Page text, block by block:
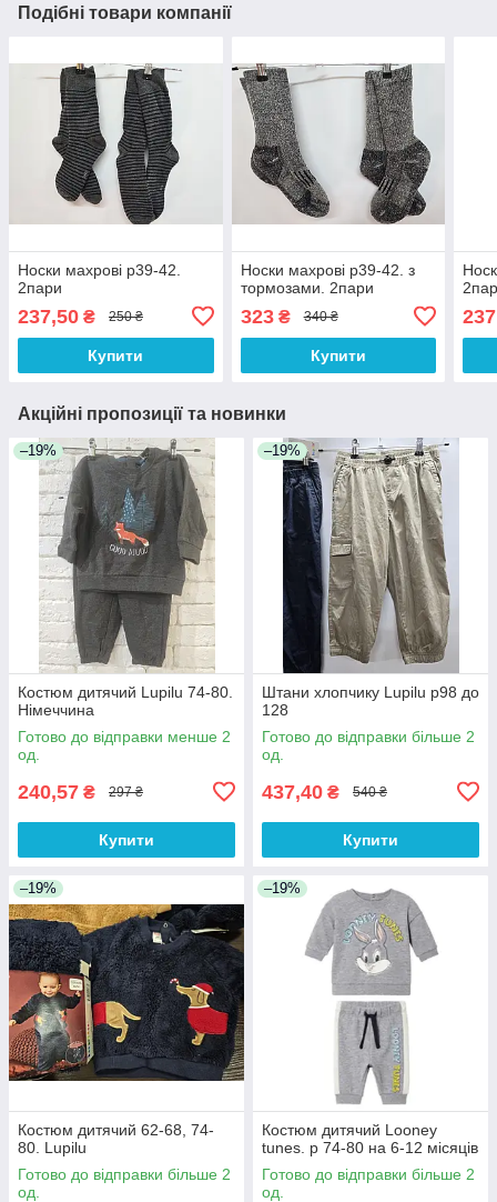
Подібні товари компанії
Носки махрові р39-42.
2пари
237,50 ₴ 250 ₴
Купити
Носки махрові р39-42. з
тормозами. 2пари
323₴ 340 ₴
Купити
Акційні пропозиції та новинки
–19%
Костюм дитячий Lupilu 74-80.
Німеччина
Готово до відправки менше 2
од.
240,57 ₴ 297 ₴
Купити
–19%
Штани хлопчику Lupilu р98 до
128
Готово до відправки більше 2
од.
437,40 ₴ 540 ₴
Купити
–19%
Костюм дитячий 62-68, 74-
80. Lupilu
Готово до відправки більше 2
од.
–19%
Костюм дитячий Looney
tunes. р 74-80 на 6-12 місяців
Готово до відправки більше 2
од.